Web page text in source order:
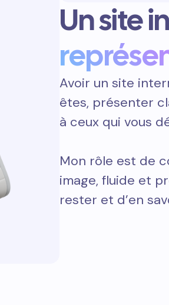
Un site
Avoir un site
êtes, présenter
à ceux qui vous
Mon rôle est de
image, fluide et
rester et d’en